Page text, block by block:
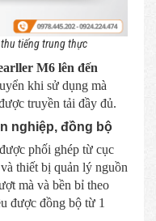
tiếng trung thực
M6 lên đến
khi sử dụng mà
truyền tải đầy đủ.
nghiệp, đồng bộ
phối ghép từ cục
thiết bị quản lý nguồn
mà và bền bỉ theo
được đồng bộ từ 1